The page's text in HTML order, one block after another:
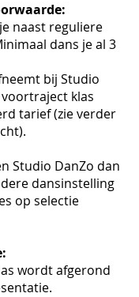
naast reguliere
dans je al 3
bij Studio
klas
tarief (zie verder
Studio DanZo dan
dansinstelling
op selectie
wordt afgerond